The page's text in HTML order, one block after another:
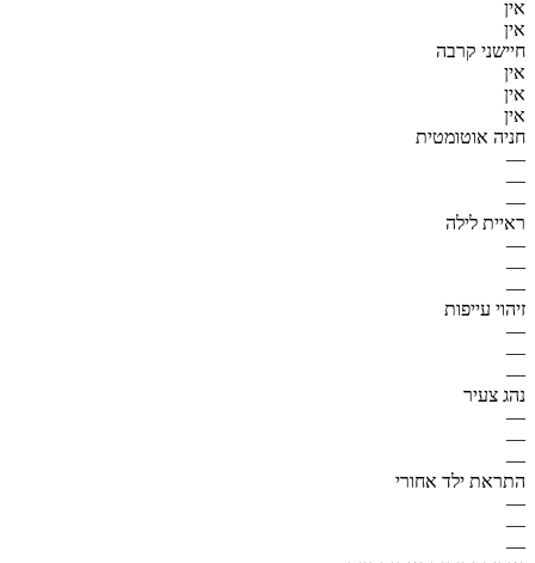
אין
אין
חיישני קרבה
אין
אין
אין
חניה אוטומטית
—
—
—
ראיית לילה
—
—
—
זיהוי עייפות
—
—
—
נהג צעיר
—
—
—
התראת ילד אחורי
—
—
—